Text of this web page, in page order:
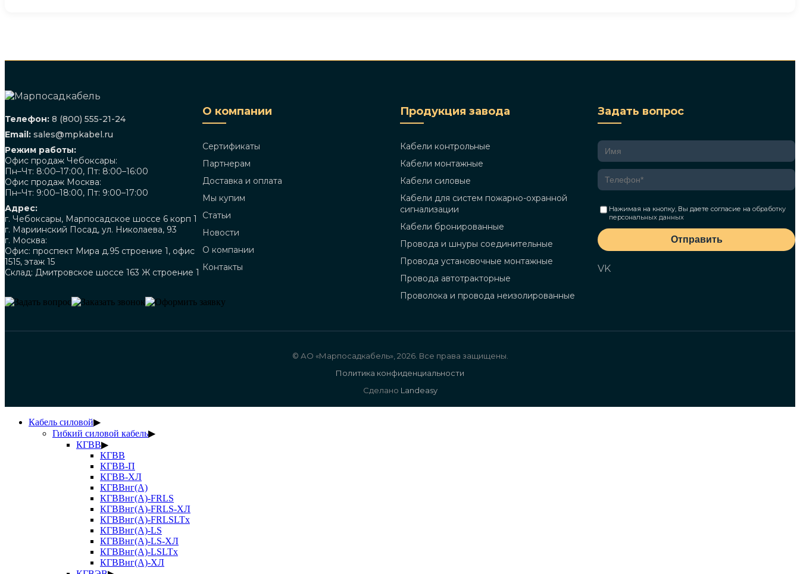
Телефон: 8 (800) 555-21-24
Email: sales@mpkabel.ru
Режим работы:
Офис продаж Чебоксары:
Пн–Чт: 8:00–17:00, Пт: 8:00–16:00
Офис продаж Москва:
Пн–Чт: 9:00–18:00, Пт: 9:00–17:00
Адрес:
г. Чебоксары, Марпосадское шоссе 6 корп 1
г. Мариинский Посад, ул. Николаева, 93
г. Москва:
Офис: проспект Мира д.95 строение 1, офис
1515, этаж 15
Склад: Дмитровское шоссе 163 Ж строение 1
О компании
Сертификаты
Партнерам
Доставка и оплата
Мы купим
Статьи
Новости
О компании
Контакты
Продукция завода
Кабели контрольные
Кабели монтажные
Кабели силовые
Кабели для систем пожарно-охранной
сигнализации
Кабели бронированные
Провода и шнуры соединительные
Провода установочные монтажные
Провода автотракторные
Проволока и провода неизолированные
Задать вопрос
Нажимая на кнопку, Вы даете согласие на обработку
персональных данных
Отправить
VK
© АО «Марпосадкабель», 2026. Все права защищены.
Политика конфиденциальности
Сделано Landeasy
Кабель силовой▶
Гибкий силовой кабель▶
КГВВ▶
КГВВ
КГВВ-П
КГВВ-ХЛ
КГВВнг(А)
КГВВнг(А)-FRLS
КГВВнг(А)-FRLS-ХЛ
КГВВнг(А)-FRLSLTx
КГВВнг(А)-LS
КГВВнг(А)-LS-ХЛ
КГВВнг(А)-LSLTx
КГВВнг(А)-ХЛ